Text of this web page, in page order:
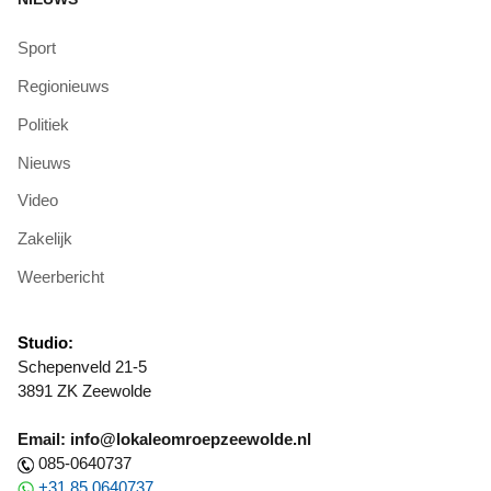
Sport
Regionieuws
Politiek
Nieuws
Video
Zakelijk
Weerbericht
Studio:
Schepenveld 21-5
3891 ZK Zeewolde
Email: info@lokaleomroepzeewolde.nl
085-0640737